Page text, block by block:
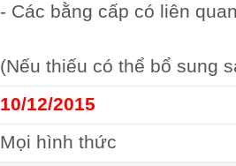
- Các bằng cấp có liên
(Nếu thiếu có thể bổ sung
10/12/2015
Mọi hình thức